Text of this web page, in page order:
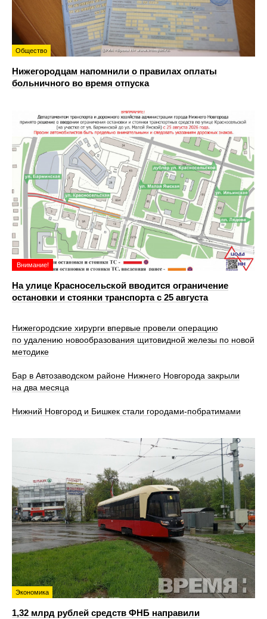
Общество
Нижегородцам напомнили о правилах оплаты
больничного во время отпуска
Внимание!
На улице Красносельской вводится ограничение
остановки и стоянки транспорта с 25 августа
Нижегородские хирурги впервые провели операцию
по удалению новообразования щитовидной железы по новой
методике
Бар в Автозаводском районе Нижнего Новгорода закрыли
на два месяца
Нижний Новгород и Бишкек стали городами-побратимами
Экономика
1,32 млрд рублей средств ФНБ направили